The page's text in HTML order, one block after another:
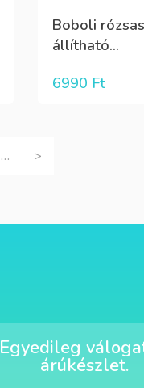
Boboli
állítható...
6990 Ft
… >
Egyedileg
árúkészlet.